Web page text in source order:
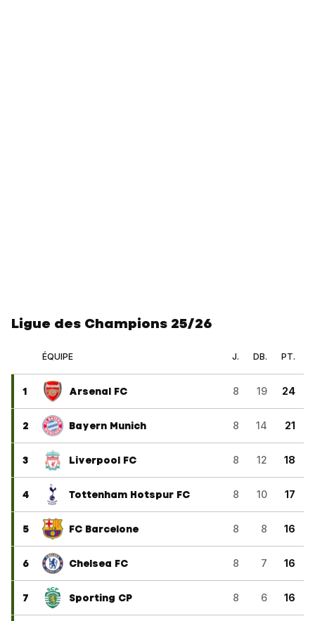
Ligue des Champions 25/26
ÉQUIPE J. DB. PT.
1 Arsenal FC 8 19 24
2 Bayern Munich 8 14 21
3 Liverpool FC 8 12 18
4 Tottenham Hotspur FC 8 10 17
5 FC Barcelone 8 8 16
6 Chelsea FC 8 7 16
7 Sporting CP 8 6 16